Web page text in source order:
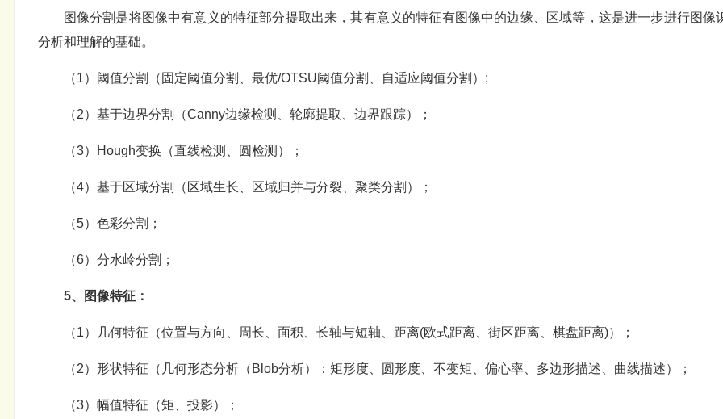
图像分割是将图像中有意义的特征部分提取出来，其有意义的特征有图像中的边缘、区域等，这是进一步进行图像
分析和理解的基础。
（1）阈值分割（固定阈值分割、最优/OTSU阈值分割、自适应阈值分割）;
（2）基于边界分割（Canny边缘检测、轮廓提取、边界跟踪）；
（3）Hough变换（直线检测、圆检测）；
（4）基于区域分割（区域生长、区域归并与分裂、聚类分割）；
（5）色彩分割；
（6）分水岭分割；
5、图像特征：
（1）几何特征（位置与方向、周长、面积、长轴与短轴、距离(欧式距离、街区距离、棋盘距离)）；
（2）形状特征（几何形态分析（Blob分析）：矩形度、圆形度、不变矩、偏心率、多边形描述、曲线描述）；
（3）幅值特征（矩、投影）；